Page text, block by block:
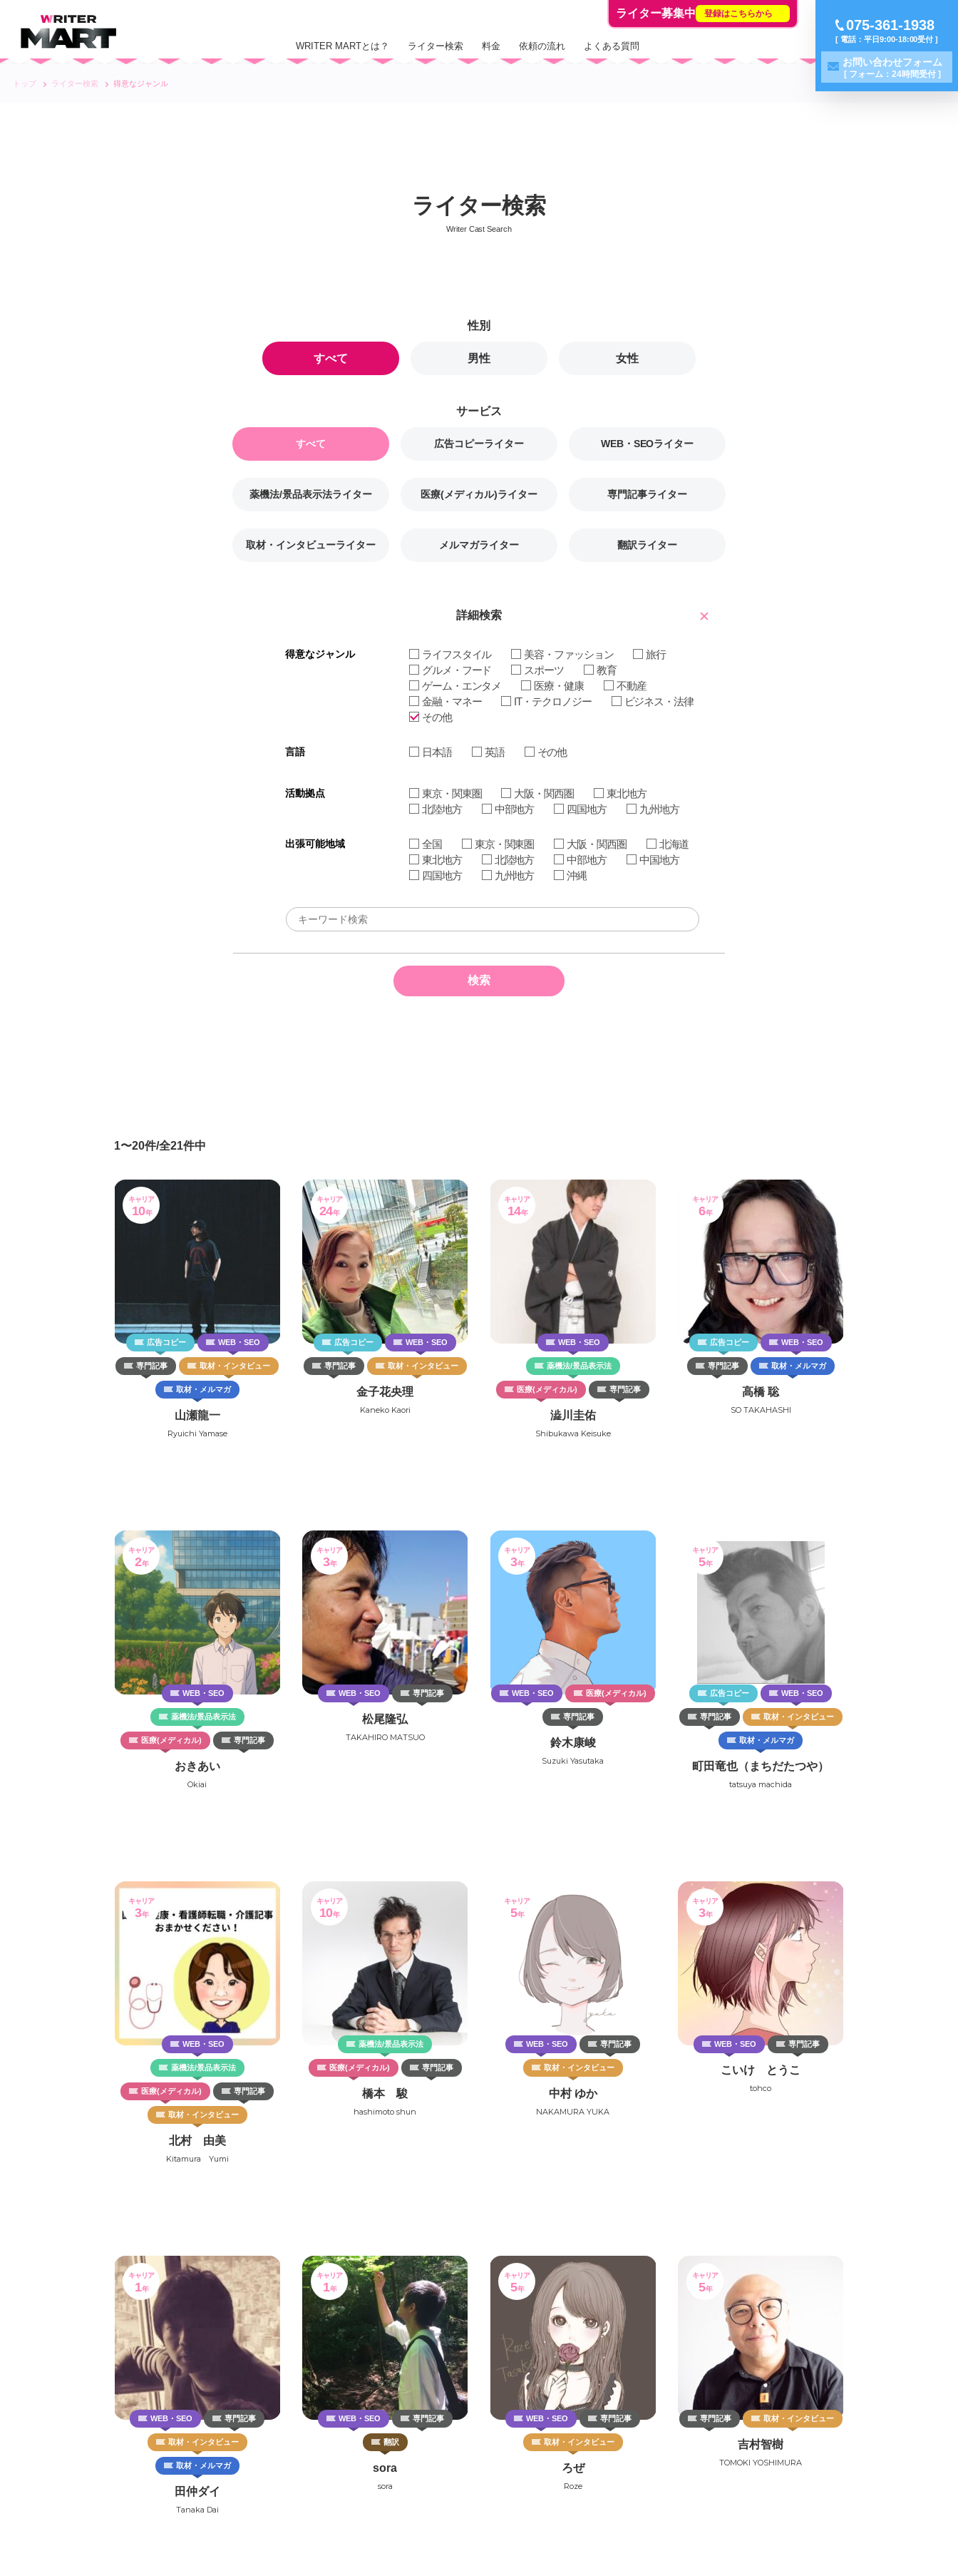
ライター募集中 登録はこちらから
WRITER MARTとは？ ライター検索 料金 依頼の流れ よくある質問
075-361-1938
[ 電話：平日9:00-18:00受付 ]
お問い合わせフォーム
[ フォーム：24時間受付 ]
トップ ライター検索 得意なジャンル
ライター検索
Writer Cast Search
すべて 男性 女性
すべて 広告コピーライター WEB・SEOライター
薬機法/景品表示法ライター 医療(メディカル)ライター 専門記事ライター
取材・インタビューライター メルマガライター 翻訳ライター
詳細検索
得意なジャンル ライフスタイル 美容・ファッション
旅行
グルメ・フード
スポーツ
教育
ゲーム・エンタメ
医療・健康
不動産
金融・マネー
IT・テクロノジー
ビジネス・法律
その他
言語 日本語 英語 その他
活動拠点 東京・関東圏 大阪・関西圏
東北地方
北陸地方
中部地方 四国地方 九州地方
出張可能地域 全国 東京・関東圏 大阪・関西圏
北海道
東北地方
北陸地方 中部地方
中国地方
四国地方
九州地方 沖縄
1〜20件/全21件中
キャリア
10年
広告コピー WEB・SEO
専門記事 取材・インタビュー
取材・メルマガ
山瀬龍一
Ryuichi Yamase
キャリア
24年
広告コピー WEB・SEO
専門記事 取材・インタビュー
金子花央理
Kaneko Kaori
キャリア
14年
WEB・SEO
薬機法/景品表示法
医療(メディカル) 専門記事
澁川圭佑
Shibukawa Keisuke
キャリア
6年
広告コピー WEB・SEO
専門記事 取材・メルマガ
高橋 聡
SO TAKAHASHI
キャリア
2年
WEB・SEO
薬機法/景品表示法
医療(メディカル) 専門記事
おきあい
Okiai
キャリア
3年
WEB・SEO 専門記事
松尾隆弘
TAKAHIRO MATSUO
キャリア
3年
WEB・SEO 医療(メディカル)
専門記事
鈴木康峻
Suzuki Yasutaka
キャリア
5年
広告コピー WEB・SEO
専門記事 取材・インタビュー
取材・メルマガ
町田竜也（まちだたつや）
tatsuya machida
キャリア
3年
WEB・SEO
薬機法/景品表示法
医療(メディカル) 専門記事
取材・インタビュー
北村 由美
Kitamura Yumi
キャリア
10年
薬機法/景品表示法
医療(メディカル) 専門記事
橋本 駿
hashimoto shun
キャリア
5年
WEB・SEO 専門記事
取材・インタビュー
中村 ゆか
NAKAMURA YUKA
キャリア
3年
WEB・SEO 専門記事
こいけ とうこ
tohco
キャリア
1年
WEB・SEO 専門記事
取材・インタビュー
取材・メルマガ
田仲ダイ
Tanaka Dai
キャリア
1年
WEB・SEO 専門記事
翻訳
sora
sora
キャリア
5年
WEB・SEO 専門記事
取材・インタビュー
ろぜ
Roze
キャリア
5年
専門記事 取材・インタビュー
吉村智樹
TOMOKI YOSHIMURA